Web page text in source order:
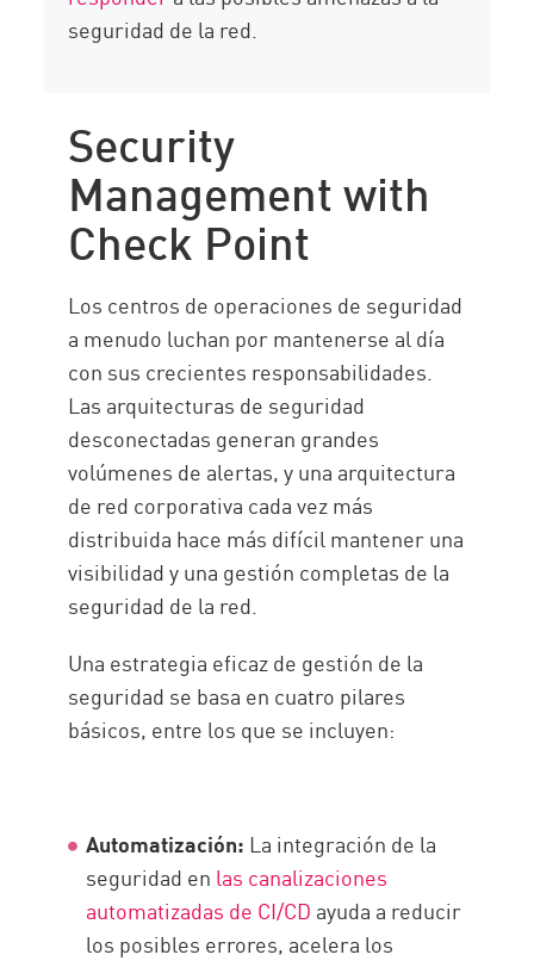
seguridad de la red.
Security
Management with
Check Point
Los centros de operaciones de seguridad
a menudo luchan por mantenerse al día
con sus crecientes responsabilidades.
Las arquitecturas de seguridad
desconectadas generan grandes
volúmenes de alertas, y una arquitectura
de red corporativa cada vez más
distribuida hace más difícil mantener una
visibilidad y una gestión completas de la
seguridad de la red.
Una estrategia eficaz de gestión de la
seguridad se basa en cuatro pilares
básicos, entre los que se incluyen:
Automatización: La integración de la
seguridad en las canalizaciones
automatizadas de CI/CD ayuda a reducir
los posibles errores, acelera los